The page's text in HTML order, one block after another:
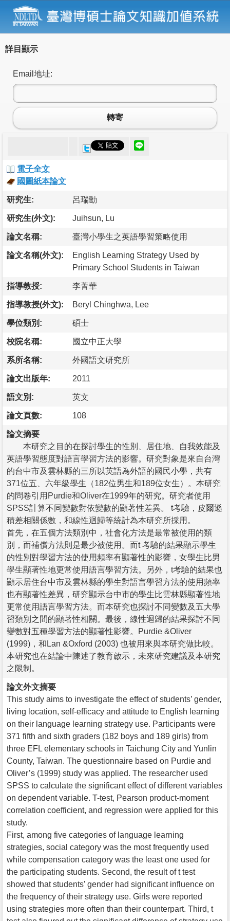
詳目顯示
Email地址:
轉寄
電子全文
國圖紙本論文
研究生: 呂瑞勳
研究生(外文): Juihsun, Lu
論文名稱: 臺灣小學生之英語學習策略使用
論文名稱(外文):
English Learning Strategy Used by
Primary School Students in Taiwan
指導教授: 李菁華
指導教授(外文): Beryl Chinghwa, Lee
學位類別: 碩士
校院名稱: 國立中正大學
系所名稱: 外國語文研究所
論文出版年: 2011
語文別: 英文
論文頁數: 108
論文摘要
本研究之目的在探討學生的性別、居住地、自我效能及
英語學習態度對語言學習方法的影響。研究對象是來自台灣
的台中市及雲林縣的三所以英語為外語的國民小學，共有
371位五、六年級學生（182位男生和189位女生）。本研究
的問卷引用Purdie和Oliver在1999年的研究。研究者使用
SPSS計算不同變數對依變數的顯著性差異。 t考驗，皮爾遜
積差相關係數，和線性迴歸等統計為本研究所採用。
首先，在五個方法類別中，社會化方法是最常被使用的類
別，而補償方法則是最少被使用。而t 考驗的結果顯示學生
的性別對學習方法的使用頻率有顯著性的影響，女學生比男
學生顯著性地更常使用語言學習方法。另外，t考驗的結果也
顯示居住台中市及雲林縣的學生對語言學習方法的使用頻率
也有顯著性差異，研究顯示台中市的學生比雲林縣顯著性地
更常使用語言學習方法。而本研究也探討不同變數及五大學
習類別之間的顯著性相關。最後，線性迴歸的結果探討不同
變數對五種學習方法的顯著性影響。Purdie &Oliver
(1999)，和Lan &Oxford (2003) 也被用來與本研究做比較。
本研究也在結論中陳述了教育啟示，未來研究建議及本研究
之限制。
論文外文摘要
This study aims to investigate the effect of students’ gender,
living location, self-efficacy and attitude to English learning
on their language learning strategy use. Participants were
371 fifth and sixth graders (182 boys and 189 girls) from
three EFL elementary schools in Taichung City and Yunlin
County, Taiwan. The questionnaire based on Purdie and
Oliver’s (1999) study was applied. The researcher used
SPSS to calculate the significant effect of different variables
on dependent variable. T-test, Pearson product-moment
correlation coefficient, and regression were applied for this
study.
First, among five categories of language learning
strategies, social category was the most frequently used
while compensation category was the least one used for
the participating students. Second, the result of t test
showed that students’ gender had significant influence on
the frequency of their strategy use. Girls were reported
using strategies more often than their counterpart. Third, t